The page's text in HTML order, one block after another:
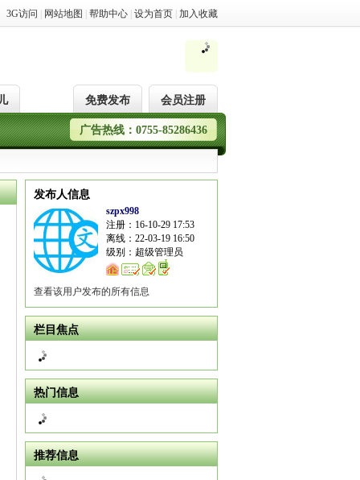
3G访问 网站地图 帮助中心 设为首页 加入收藏
会员注册
免费发布
广告热线：0755-85286436
发布人信息
szpx998
注册：16-10-29 17:53
离线：22-03-19 16:50
级别：超级管理员
查看该用户发布的所有信息
栏目焦点
热门信息
推荐信息